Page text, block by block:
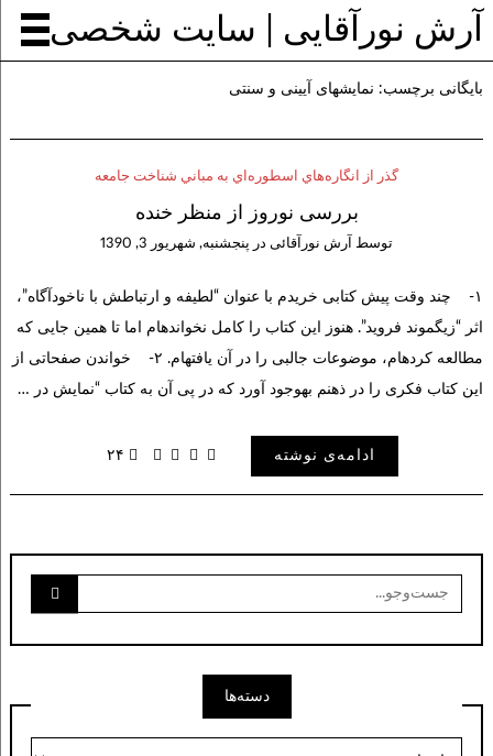
آرش نورآقایی | سایت شخصی
بایگانی برچسب: نمایش‎های آیینی و سنتی
گذر از انگاره‌هاي اسطوره‌اي به مباني شناخت جامعه
بررسی نوروز از منظر خنده
توسط آرش نورآقائی در پنجشنبه, شهریور 3, 1390
۱- چند وقت پیش کتابی خریدم با عنوان “لطیفه و ارتباطش با ناخودآگاه”،
اثر “زیگموند فروید”. هنوز این کتاب را کامل نخوانده‎ام اما تا همین جایی که
مطالعه کرده‎ام، موضوعات جالبی را در آن یافته‎ام. ۲- خواندن صفحاتی از
این کتاب فکری را در ذهنم به‎وجود آورد که در پی آن به کتاب “نمایش در …
ادامه‌ی نوشته ۲۴
برای:
دسته‌ها